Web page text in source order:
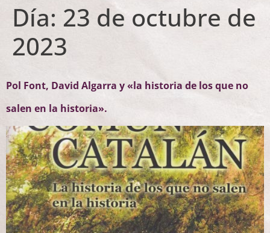
Día: 23 de octubre de
2023
Pol Font, David Algarra y «la historia de los que no
salen en la historia».